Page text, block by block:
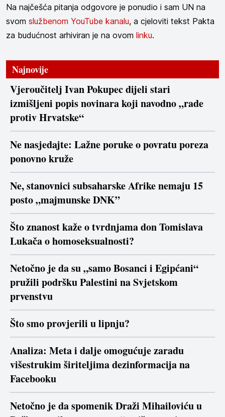
Na najčešća pitanja odgovore je ponudio i sam UN na
svom službenom YouTube kanalu, a cjeloviti tekst Pakta
za budućnost arhiviran je na ovom linku.
Najnovije
Vjeroučitelj Ivan Pokupec dijeli stari
izmišljeni popis novinara koji navodno „rade
protiv Hrvatske“
Ne nasjedajte: Lažne poruke o povratu poreza
ponovno kruže
Ne, stanovnici subsaharske Afrike nemaju 15
posto „majmunske DNK”
Što znanost kaže o tvrdnjama don Tomislava
Lukača o homoseksualnosti?
Netočno je da su „samo Bosanci i Egipćani“
pružili podršku Palestini na Svjetskom
prvenstvu
Što smo provjerili u lipnju?
Analiza: Meta i dalje omogućuje zaradu
višestrukim širiteljima dezinformacija na
Facebooku
Netočno je da spomenik Draži Mihailoviću u